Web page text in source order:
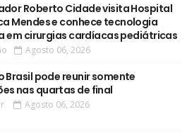
Roberto Cidade visita Hospital
Mendes e conhece tecnologia
em cirurgias cardíacas pediátricas
Agosto 06, 2026
Brasil pode reunir somente
nas quartas de final
Agosto 06, 2026